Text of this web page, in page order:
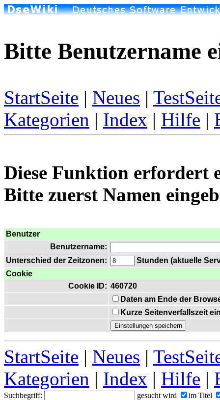
Bitte Benutzername
StartSeite | Neues |
Kategorien | Index | Hilfe |
Diese Funktion erfordert
Bitte zuerst Namen
Benutzer
Benutzername:
Unterschied der Zeitzonen:
Stunden (aktuelle
Cookie
Cookie ID: 460720
Daten am Ende der
Kurze Seitenverfallszeit
StartSeite | Neues |
Kategorien | Index | Hilfe |
Suchbegriff: gesucht wird im Titel